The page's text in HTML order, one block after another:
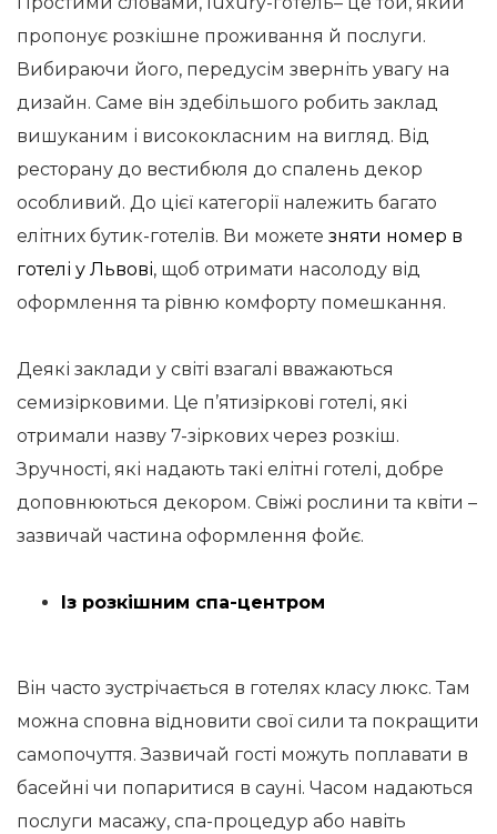
пропонує розкішне проживання й послуги.
Вибираючи його, передусім зверніть увагу на
дизайн. Саме він здебільшого робить заклад
вишуканим і висококласним на вигляд. Від
ресторану до вестибюля до спалень декор
особливий. До цієї категорії належить багато
елітних бутик-готелів. Ви можете зняти номер в
готелі у Львові, щоб отримати насолоду від
оформлення та рівню комфорту помешкання.
Деякі заклади у світі взагалі вважаються
семизірковими. Це п’ятизіркові готелі, які
отримали назву 7-зіркових через розкіш.
Зручності, які надають такі елітні готелі, добре
доповнюються декором. Свіжі рослини та квіти –
зазвичай частина оформлення фойє.
Із розкішним спа-центром
Він часто зустрічається в готелях класу люкс. Там
можна сповна відновити свої сили та покращити
самопочуття. Зазвичай гості можуть поплавати в
басейні чи попаритися в сауні. Часом надаються
послуги масажу, спа-процедур або навіть